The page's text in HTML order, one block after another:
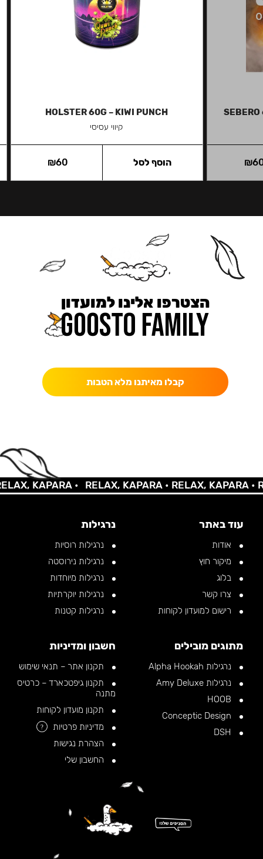
SEBERO
₪
HOLSTER 60G – KIWI PUNCH
קיווי עסיסי
₪60 הוסף לסל
הצטרפו אלינו למועדון
קבלו מאיתנו מלא הטבות
KAPARA • RELAX, KAPARA •RELAX, KAPARA •
עוד באתר
אודות
מיקור חוץ
בלוג
צרו קשר
רישום למועדון לקוחות
נרגילות
נרגילות רוסיות
נרגילות נירוסטה
נרגילות מיוחדות
נרגילות יוקרתיות
נרגילות קטנות
מתוגים מובילים
נרגילות Alpha Hookah
נרגילות Amy Deluxe
חשבון ומדיניות
תקנון אתר – תנאי שימוש
תקנון גיפטכארד – כרטיס
מתנה
תקנון מועדון לקוחות
מדיניות פרטיות
?
הצהרת נגישות
החשבון שלי